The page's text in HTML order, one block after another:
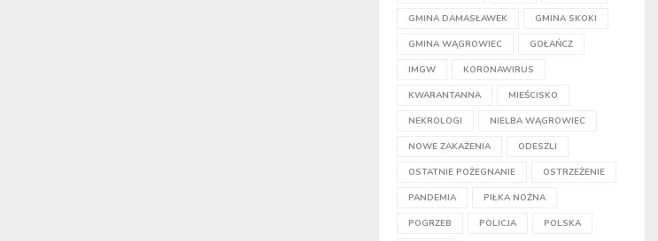
GMINA DAMASŁAWEK GMINA SKOKI
GMINA WĄGROWIEC GOŁAŃCZ
IMGW KORONAWIRUS
KWARANTANNA MIEŚCISKO
NEKROLOGI NIELBA WĄGROWIEC
NOWE ZAKAŻENIA ODESZLI
OSTATNIE POŻEGNANIE OSTRZEŻENIE
PANDEMIA PIŁKA NOŻNA
POGRZEB POLICJA POLSKA